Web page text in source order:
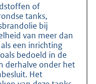
of
tanks,
bij
van meer dan
een inrichting
bedoeld in de
derhalve onder het
Het